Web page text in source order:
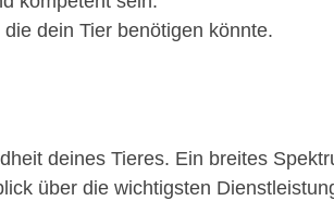
dein Tier benötigen könnte.
deines Tieres. Ein breites
über die wichtigsten